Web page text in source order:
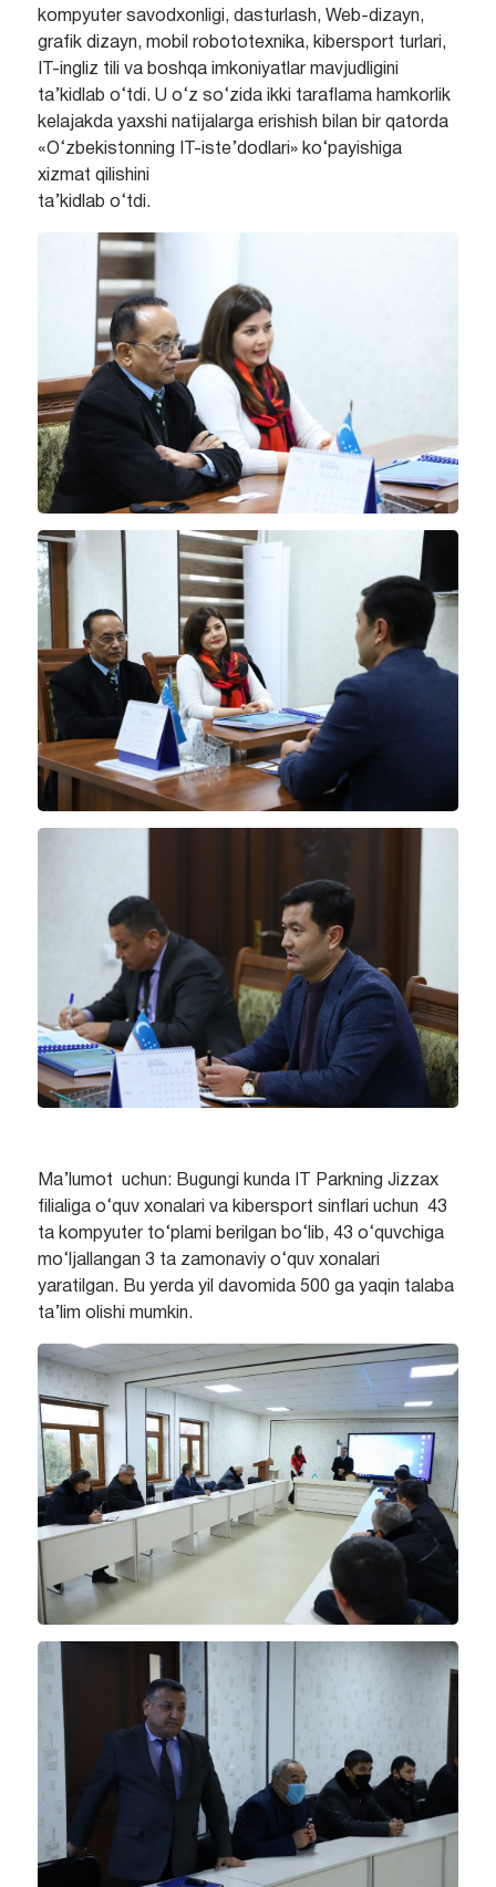
kompyuter savodxonligi, dasturlash, Web-dizayn,
grafik dizayn, mobil robototexnika, kibersport turlari,
IT-ingliz tili va boshqa imkoniyatlar mavjudligini
ta’kidlab o‘tdi. U o‘z so‘zida ikki taraflama hamkorlik
kelajakda yaxshi natijalarga erishish bilan bir qatorda
«O‘zbekistonning IT-iste’dodlari» ko‘payishiga
xizmat qilishini
ta’kidlab o‘tdi.
Ma’lumot uchun: Bugungi kunda IT Parkning Jizzax
filialiga o‘quv xonalari va kibersport sinflari uchun 43
ta kompyuter to‘plami berilgan bo‘lib, 43 o‘quvchiga
mo‘ljallangan 3 ta zamonaviy o‘quv xonalari
yaratilgan. Bu yerda yil davomida 500 ga yaqin talaba
ta’lim olishi mumkin.